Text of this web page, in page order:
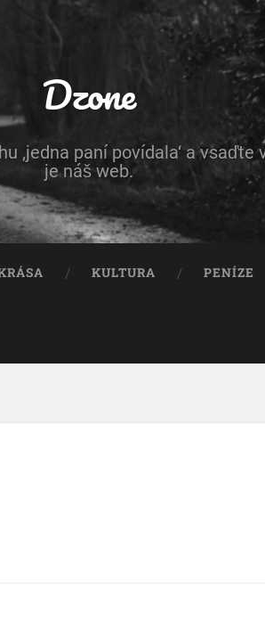
Dzone
paní povídala‘ a vsaďte
je náš web.
KULTURA PENÍZE